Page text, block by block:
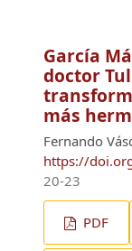
García
doctor
más
Fernando
https://
20-23
PDF